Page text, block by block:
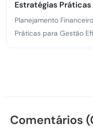
Estratégias
Planejamento
Práticas para Gestão
Comentários